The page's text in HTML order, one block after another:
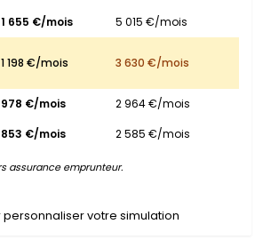
1 655 €/mois
5 015 €/mois
1 198 €/mois 3 630 €/mois
978 €/mois
2 964 €/mois
853 €/mois 2 585 €/mois
assurance emprunteur.
votre simulation